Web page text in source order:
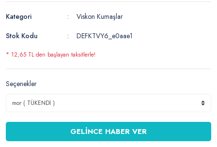
Kategori
Viskon Kumaşlar
Stok Kodu
DEFKTVY6_e0aae1
* 12,65 TL den başlayan taksitlerle!
Seçenekler
GELİNCE HABER VER